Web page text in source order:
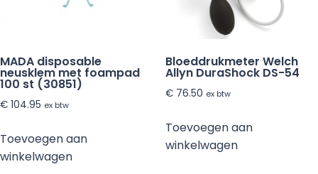
MADA disposable
neusklem met foampad
100 st (30851)
€ 104.95 ex btw
Toevoegen aan
winkelwagen
Bloeddrukmeter Welch
Allyn DuraShock DS-54
€76.50 ex btw
Toevoegen aan
winkelwagen